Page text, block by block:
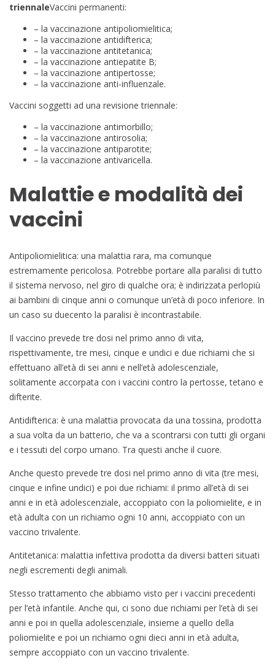
triennaleVaccini permanenti:
– la vaccinazione antipoliomielitica;
– la vaccinazione antidifterica;
– la vaccinazione antitetanica;
– la vaccinazione antiepatite B;
– la vaccinazione antipertosse;
– la vaccinazione anti-influenzale.
Vaccini soggetti ad una revisione triennale:
– la vaccinazione antimorbillo;
– la vaccinazione antirosolia;
– la vaccinazione antiparotite;
– la vaccinazione antivaricella.
Malattie e modalità dei
vaccini
Antipoliomielitica: una malattia rara, ma comunque
estremamente pericolosa. Potrebbe portare alla paralisi di tutto
il sistema nervoso, nel giro di qualche ora; è indirizzata perlopiù
ai bambini di cinque anni o comunque un’età di poco inferiore. In
un caso su duecento la paralisi è incontrastabile.
Il vaccino prevede tre dosi nel primo anno di vita,
rispettivamente, tre mesi, cinque e undici e due richiami che si
effettuano all’età di sei anni e nell’età adolescenziale,
solitamente accorpata con i vaccini contro la pertosse, tetano e
difterite.
Antidifterica: è una malattia provocata da una tossina, prodotta
a sua volta da un batterio, che va a scontrarsi con tutti gli organi
e i tessuti del corpo umano. Tra questi anche il cuore.
Anche questo prevede tre dosi nel primo anno di vita (tre mesi,
cinque e infine undici) e poi due richiami: il primo all’età di sei
anni e in età adolescenziale, accoppiato con la poliomielite, e in
età adulta con un richiamo ogni 10 anni, accoppiato con un
vaccino trivalente.
Antitetanica: malattia infettiva prodotta da diversi batteri situati
negli escrementi degli animali.
Stesso trattamento che abbiamo visto per i vaccini precedenti
per l’età infantile. Anche qui, ci sono due richiami per l’età di sei
anni e poi in quella adolescenziale, insieme a quello della
poliomielite e poi un richiamo ogni dieci anni in età adulta,
sempre accoppiato con un vaccino trivalente.